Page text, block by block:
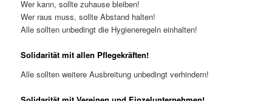
Wer kann, sollte zuhause bleiben!
Wer raus muss, sollte Abstand halten!
Alle sollten unbedingt die Hygieneregeln einhalten!
Solidarität mit allen Pflegekräften!
Alle sollten weitere Ausbreitung unbedingt verhindern!